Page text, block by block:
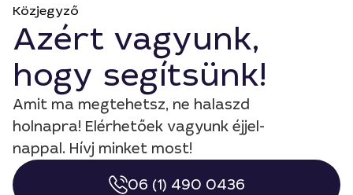
Közjegyző
Azért vagyunk,
hogy segítsünk!
Amit ma megtehetsz, ne halaszd
holnapra! Elérhetőek vagyunk éjjel-
nappal. Hívj minket most!
06 (1) 490 0436